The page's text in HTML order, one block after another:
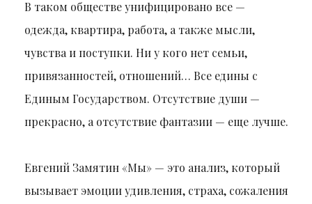
В таком обществе унифицировано все —
одежда, квартира, работа, а также мысли,
чувства и поступки. Ни у кого нет семьи,
привязанностей, отношений… Все едины с
Единым Государством. Отсутствие души —
прекрасно, а отсутствие фантазии — еще лучше.
Евгений Замятин «Мы» — это анализ, который
вызывает эмоции удивления, страха, сожаления